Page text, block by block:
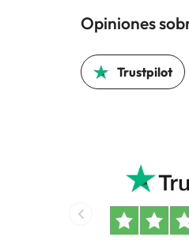
Opiniones
Trustpilot